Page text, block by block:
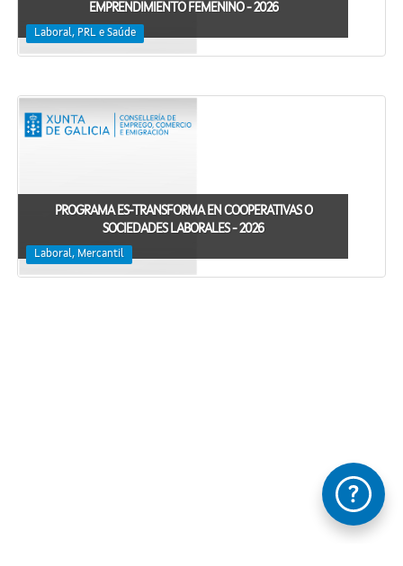
EMPRENDIMIENTO FEMENINO - 2026
Laboral, PRL e Saúde
PROGRAMA ES-TRANSFORMA EN COOPERATIVAS O
SOCIEDADES LABORALES - 2026
Laboral, Mercantil